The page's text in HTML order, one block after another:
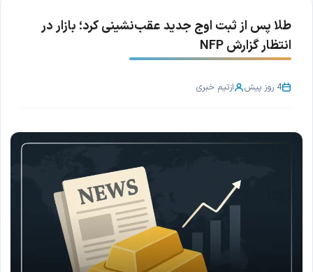
طلا پس از ثبت اوج جدید عقب‌نشینی کرد؛ بازار در
انتظار گزارش NFP
4 روز پیش ازتیم خبری